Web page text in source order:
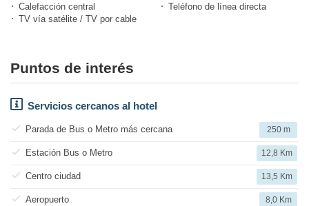
Calefacción central
Teléfono de línea directa
TV vía satélite / TV por cable
Puntos de interés
Servicios cercanos al hotel
Parada de Bus o Metro más cercana 250 m
Estación Bus o Metro 12,8 Km
Centro ciudad 13,5 Km
Aeropuerto 8,0 Km